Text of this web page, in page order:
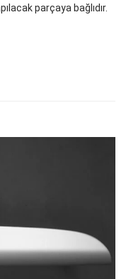
parçaya bağlıdır.